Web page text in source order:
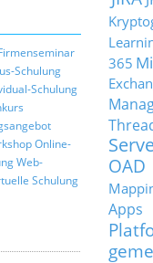
Schulung
Schulung
Online-
Web-
Schulung
365
OAD
Apps